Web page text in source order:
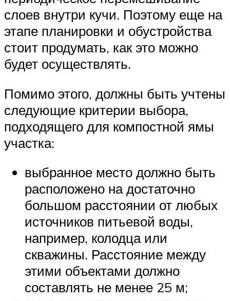
слоев внутри кучи. Поэтому еще на
этапе планировки и обустройства
стоит продумать, как это можно
будет осуществлять.
Помимо этого, должны быть учтены
следующие критерии выбора,
подходящего для компостной ямы
участка:
выбранное место должно быть
расположено на достаточно
большом расстоянии от любых
источников питьевой воды,
например, колодца или
скважины. Расстояние между
этими объектами должно
составлять не менее 25 м;